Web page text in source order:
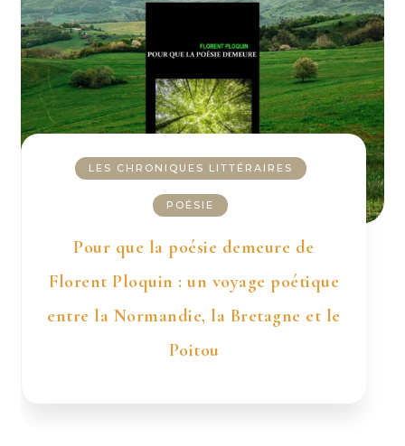
LES CHRONIQUES LITTÉRAIRES
POÉSIE
Pour que la poésie demeure de
Florent Ploquin : un voyage poétique
entre la Normandie, la Bretagne et le
Poitou